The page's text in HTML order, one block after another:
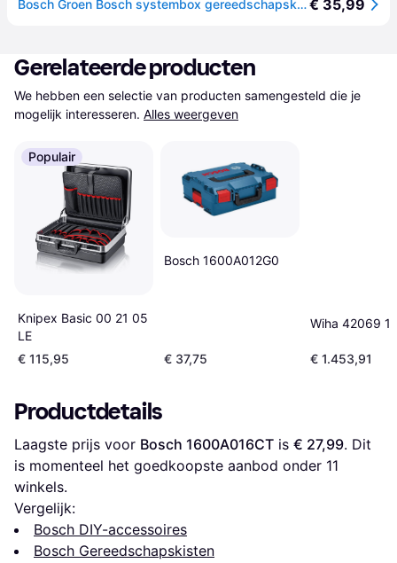
Bosch Groen Bosch systembox gereedschapskoffer - maat s - leeg€ 35,99
Gerelateerde producten
We hebben een selectie van producten samengesteld die je
mogelijk interesseren. Alles weergeven
Populair
Knipex Basic 00 21 05
LE
€ 115,95
Bosch 1600A012G0
€ 37,75
Wiha 42069
€ 1.453,91
Productdetails
Laagste prijs voor Bosch 1600A016CT is € 27,99. Dit
is momenteel het goedkoopste aanbod onder 11
winkels.
Vergelijk:
Bosch DIY-accessoires
Bosch Gereedschapskisten